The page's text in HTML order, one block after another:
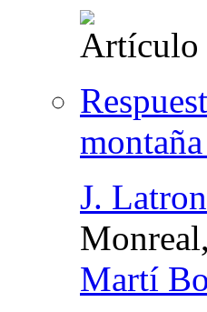
J. Latron
Monreal,
Martí